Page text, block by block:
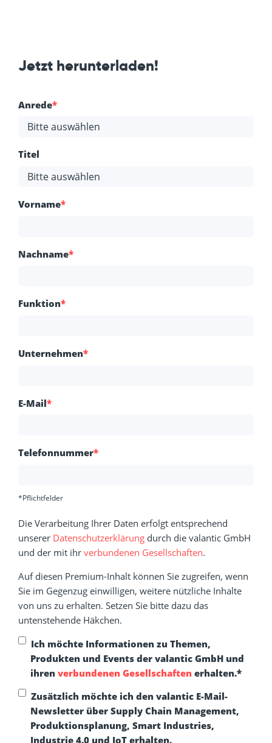
Jetzt herunterladen!
Anrede*
Titel
Vorname*
Nachname*
Funktion*
Unternehmen*
E-Mail*
Telefonnummer*
*Pflichtfelder
Die Verarbeitung Ihrer Daten erfolgt entsprechend
unserer Datenschutzerklärung durch die valantic GmbH
und der mit ihr verbundenen Gesellschaften.
Auf diesen Premium-Inhalt können Sie zugreifen, wenn
Sie im Gegenzug einwilligen, weitere nützliche Inhalte
von uns zu erhalten. Setzen Sie bitte dazu das
untenstehende Häkchen.
Ich möchte Informationen zu Themen,
Produkten und Events der valantic GmbH und
ihren verbundenen Gesellschaften erhalten.*
Zusätzlich möchte ich den valantic E-Mail-
Newsletter über Supply Chain Management,
Produktionsplanung, Smart Industries,
Industrie 4.0 und IoT erhalten.